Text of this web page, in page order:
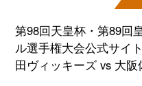
第98回天皇杯・第89回
ル選手権大会公式サイト
田ヴィッキーズ vs 大阪